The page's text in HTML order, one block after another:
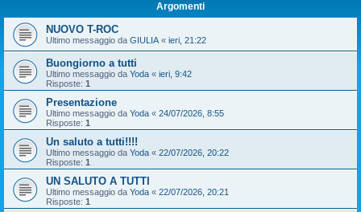
Argomenti
NUOVO T-ROC
Ultimo messaggio da GIULIA « ieri, 21:22
Buongiorno a tutti
Ultimo messaggio da Yoda « ieri, 9:42
Risposte: 1
Presentazione
Ultimo messaggio da Yoda « 24/07/2026, 8:55
Risposte: 1
Un saluto a tutti!!!!
Ultimo messaggio da Yoda « 22/07/2026, 20:22
Risposte: 1
UN SALUTO A TUTTI
Ultimo messaggio da Yoda « 22/07/2026, 20:21
Risposte: 1